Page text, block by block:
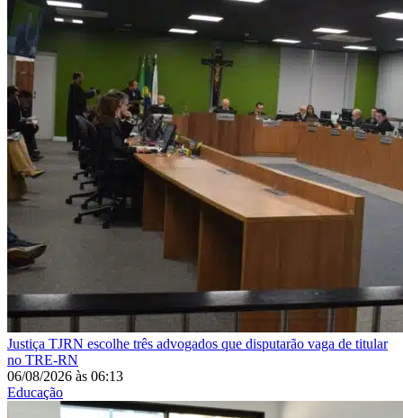
Justiça TJRN escolhe três advogados que disputarão vaga de titular
no TRE-RN
06/08/2026 às 06:13
Educação